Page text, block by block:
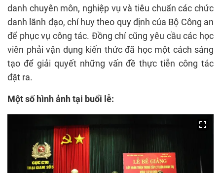
danh chuyên môn, nghiệp vụ và tiêu chuẩn các chức
danh lãnh đạo, chỉ huy theo quy định của Bộ Công an
để phục vụ công tác. Đồng chí cũng yêu cầu các học
viên phải vận dụng kiến thức đã học một cách sáng
tạo để giải quyết những vấn đề thực tiễn công tác
đặt ra.
Một số hình ảnh tại buổi lễ: